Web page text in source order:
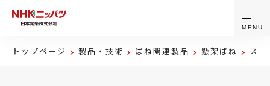
MENU
トップページ 製品・技術 ばね関連製品 懸架ばね ス